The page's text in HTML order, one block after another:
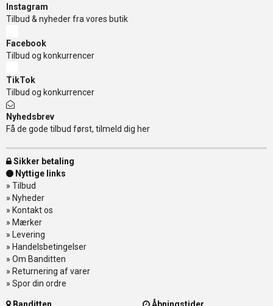
Instagram
Tilbud & nyheder fra vores butik
Facebook
Tilbud og konkurrencer
TikTok
Tilbud og konkurrencer
Nyhedsbrev
Få de gode tilbud først, tilmeld dig her
Sikker betaling
Nyttige links
» Tilbud
» Nyheder
» Kontakt os
» Mærker
» Levering
» Handelsbetingelser
» Om Banditten
» Returnering af varer
» Spor din ordre